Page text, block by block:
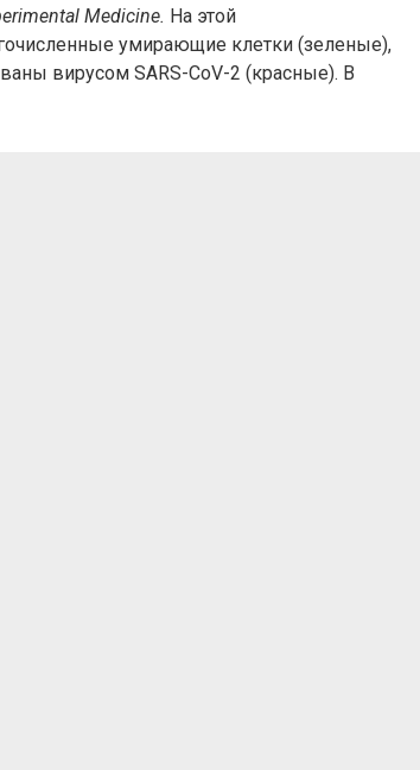
Medicine. На этой
умирающие клетки (зеленые),
вирусом SARS-CoV-2 (красные). В